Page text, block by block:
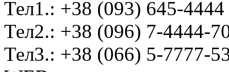
Тел1.: +38 (093) 645-4444
Тел2.: +38 (096) 7-4444-
Тел3.: +38 (066) 5-7777-